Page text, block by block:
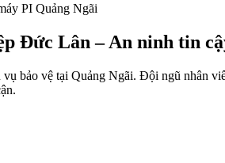
PI Quảng Ngãi
Đức Lân – An ninh tin
bảo vệ tại Quảng Ngãi. Đội ngũ nhân